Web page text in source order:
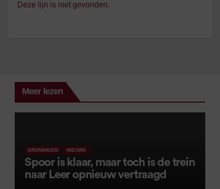
Deze lijn is niet gevonden.
Meer lezen
GRONINGEN NIEUWS
Spoor is klaar, maar toch is de trein
naar Leer opnieuw vertraagd